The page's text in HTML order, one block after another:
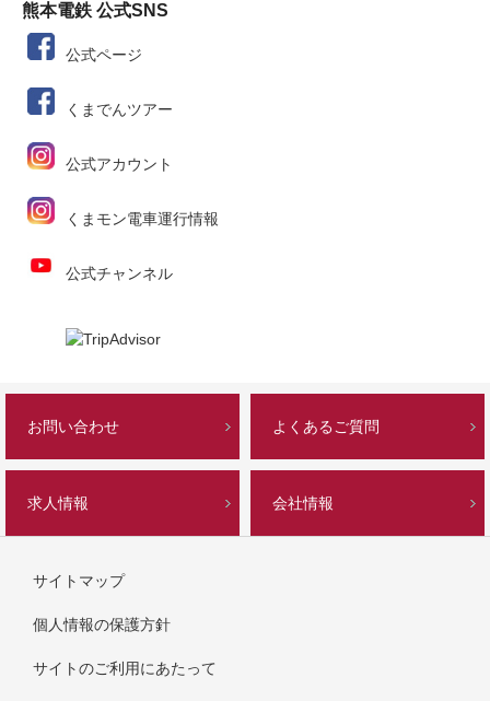
熊本電鉄 公式SNS
公式ページ
くまでんツアー
公式アカウント
くまモン電車運行情報
公式チャンネル
お問い合わせ よくあるご質問
求人情報 会社情報
サイトマップ
個人情報の保護方針
サイトのご利用にあたって